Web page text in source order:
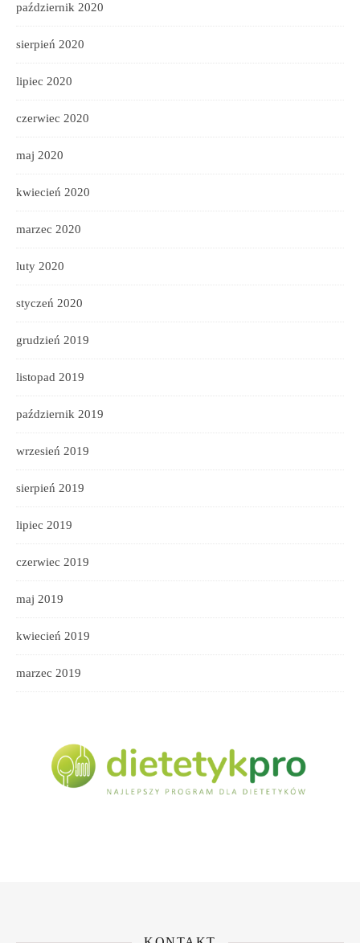
październik 2020
sierpień 2020
lipiec 2020
czerwiec 2020
maj 2020
kwiecień 2020
marzec 2020
luty 2020
styczeń 2020
grudzień 2019
listopad 2019
październik 2019
wrzesień 2019
sierpień 2019
lipiec 2019
czerwiec 2019
maj 2019
kwiecień 2019
marzec 2019